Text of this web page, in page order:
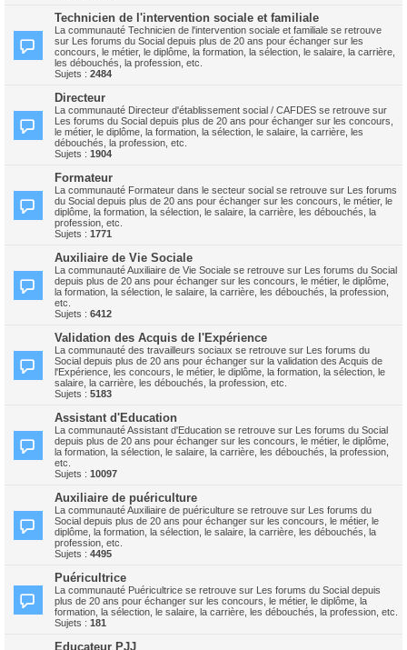
Technicien de l'intervention sociale et familiale
La communauté Technicien de l'intervention sociale et familiale se retrouve
sur Les forums du Social depuis plus de 20 ans pour échanger sur les
concours, le métier, le diplôme, la formation, la sélection, le salaire, la carrière,
les débouchés, la profession, etc.
Sujets : 2484
Directeur
La communauté Directeur d'établissement social / CAFDES se retrouve sur
Les forums du Social depuis plus de 20 ans pour échanger sur les concours,
le métier, le diplôme, la formation, la sélection, le salaire, la carrière, les
débouchés, la profession, etc.
Sujets : 1904
Formateur
La communauté Formateur dans le secteur social se retrouve sur Les forums
du Social depuis plus de 20 ans pour échanger sur les concours, le métier, le
diplôme, la formation, la sélection, le salaire, la carrière, les débouchés, la
profession, etc.
Sujets : 1771
Auxiliaire de Vie Sociale
La communauté Auxiliaire de Vie Sociale se retrouve sur Les forums du Social
depuis plus de 20 ans pour échanger sur les concours, le métier, le diplôme,
la formation, la sélection, le salaire, la carrière, les débouchés, la profession,
etc.
Sujets : 6412
Validation des Acquis de l'Expérience
La communauté des travailleurs sociaux se retrouve sur Les forums du
Social depuis plus de 20 ans pour échanger sur la validation des Acquis de
l'Expérience, les concours, le métier, le diplôme, la formation, la sélection, le
salaire, la carrière, les débouchés, la profession, etc.
Sujets : 5183
Assistant d'Education
La communauté Assistant d'Education se retrouve sur Les forums du Social
depuis plus de 20 ans pour échanger sur les concours, le métier, le diplôme,
la formation, la sélection, le salaire, la carrière, les débouchés, la profession,
etc.
Sujets : 10097
Auxiliaire de puériculture
La communauté Auxiliaire de puériculture se retrouve sur Les forums du
Social depuis plus de 20 ans pour échanger sur les concours, le métier, le
diplôme, la formation, la sélection, le salaire, la carrière, les débouchés, la
profession, etc.
Sujets : 4495
Puéricultrice
La communauté Puéricultrice se retrouve sur Les forums du Social depuis
plus de 20 ans pour échanger sur les concours, le métier, le diplôme, la
formation, la sélection, le salaire, la carrière, les débouchés, la profession, etc.
Sujets : 181
Educateur PJJ